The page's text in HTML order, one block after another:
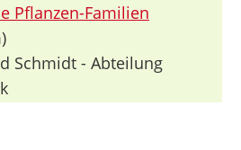
Pflanzen-Familien
Schmidt - Abteilung